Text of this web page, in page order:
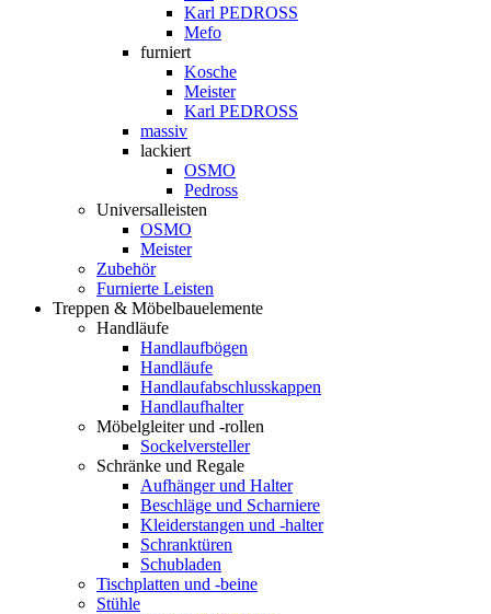
Karl PEDROSS
Mefo
furniert
Kosche
Meister
Karl PEDROSS
massiv
lackiert
OSMO
Pedross
Universalleisten
OSMO
Meister
Zubehör
Furnierte Leisten
Treppen & Möbelbauelemente
Handläufe
Handlaufbögen
Handläufe
Handlaufabschlusskappen
Handlaufhalter
Möbelgleiter und -rollen
Sockelversteller
Schränke und Regale
Aufhänger und Halter
Beschläge und Scharniere
Kleiderstangen und -halter
Schranktüren
Schubladen
Tischplatten und -beine
Stühle